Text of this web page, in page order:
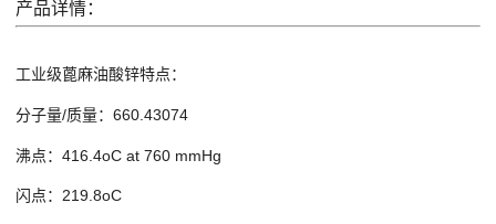
产品详情：
工业级蓖麻油酸锌特点：
分子量/质量：660.43074
沸点：416.4oC at 760 mmHg
闪点：219.8oC